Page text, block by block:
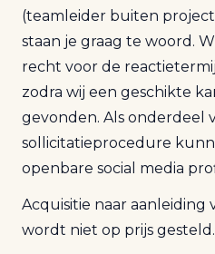
(teamleider buiten
staan je graag te woord.
recht voor de
zodra wij een geschikte
gevonden. Als onderdeel
sollicitatieprocedure
openbare social media
Acquisitie naar aanleiding
wordt niet op prijs gesteld.